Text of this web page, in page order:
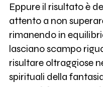
Eppure il risultato è
attento a non
rimanendo in
lasciano scampo
risultare oltraggiose
spirituali della